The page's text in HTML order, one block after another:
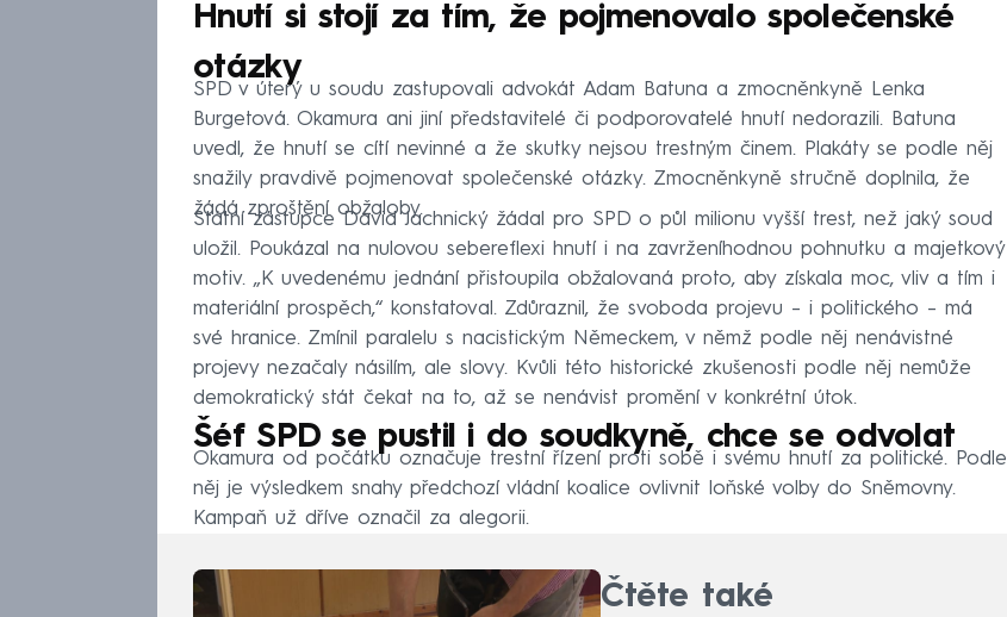
Hnutí si stojí za tím, že pojmenovalo společenské
otázky
SPD v úterý u soudu zastupovali advokát Adam Batuna a zmocněnkyně Lenka
Burgetová. Okamura ani jiní představitelé či podporovatelé hnutí nedorazili. Batuna
uvedl, že hnutí se cítí nevinné a že skutky nejsou trestným činem. Plakáty se podle něj
snažily pravdivě pojmenovat společenské otázky. Zmocněnkyně stručně doplnila, že
žádá zproštění obžaloby.
Státní zástupce David Jachnický žádal pro SPD o půl milionu vyšší trest, než jaký soud
uložil. Poukázal na nulovou sebereflexi hnutí i na zavrženíhodnou pohnutku a majetkový
motiv. „K uvedenému jednání přistoupila obžalovaná proto, aby získala moc, vliv a tím i
materiální prospěch,“ konstatoval. Zdůraznil, že svoboda projevu – i politického – má
své hranice. Zmínil paralelu s nacistickým Německem, v němž podle něj nenávistné
projevy nezačaly násilím, ale slovy. Kvůli této historické zkušenosti podle něj nemůže
demokratický stát čekat na to, až se nenávist promění v konkrétní útok.
Šéf SPD se pustil i do soudkyně, chce se odvolat
Okamura od počátku označuje trestní řízení proti sobě i svému hnutí za politické. Podle
něj je výsledkem snahy předchozí vládní koalice ovlivnit loňské volby do Sněmovny.
Kampaň už dříve označil za alegorii.
Čtěte také